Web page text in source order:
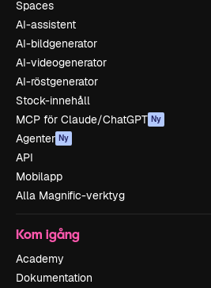
Spaces
AI-assistent
AI-bildgenerator
AI-videogenerator
AI-röstgenerator
Stock-innehåll
MCP för Claude/ChatGPT Ny
Agenter Ny
API
Mobilapp
Alla Magnific-verktyg
Kom igång
Academy
Dokumentation